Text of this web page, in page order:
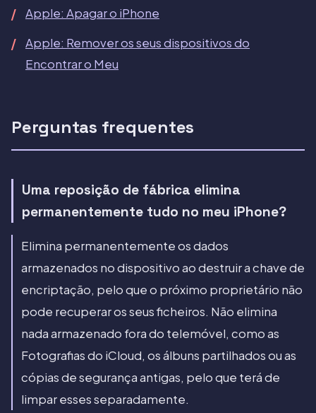
Apple: Apagar o iPhone
Apple: Remover os seus dispositivos do
Encontrar o Meu
Perguntas frequentes
Uma reposição de fábrica elimina
permanentemente tudo no meu iPhone?
Elimina permanentemente os dados
armazenados no dispositivo ao destruir a chave de
encriptação, pelo que o próximo proprietário não
pode recuperar os seus ficheiros. Não elimina
nada armazenado fora do telemóvel, como as
Fotografias do iCloud, os álbuns partilhados ou as
cópias de segurança antigas, pelo que terá de
limpar esses separadamente.